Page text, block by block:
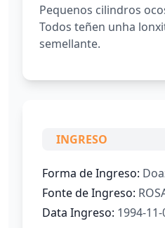
Pequenos cilindros
Todos teñen unha
semellante.
INGRESO
Forma de Ingreso:
Fonte de Ingreso:
Data Ingreso: 1994-